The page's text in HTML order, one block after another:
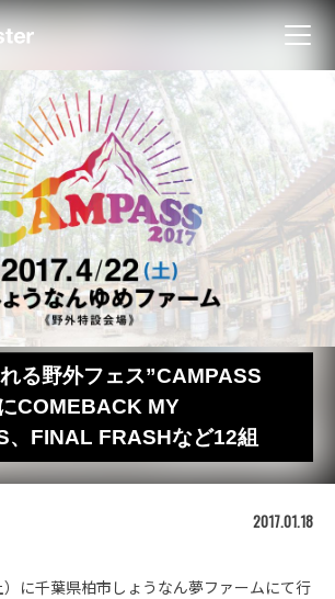
る野外フェス”CAMPASS
COMEBACK MY
、FINAL FRASHなど12組
2017.01.18
に千葉県柏市しょうなん夢ファームにて行